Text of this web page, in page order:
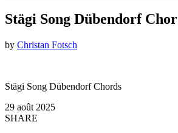
Stägi Song Dübendorf
by Christan Fotsch
Stägi Song Dübendorf Chords
29 août 2025
SHARE